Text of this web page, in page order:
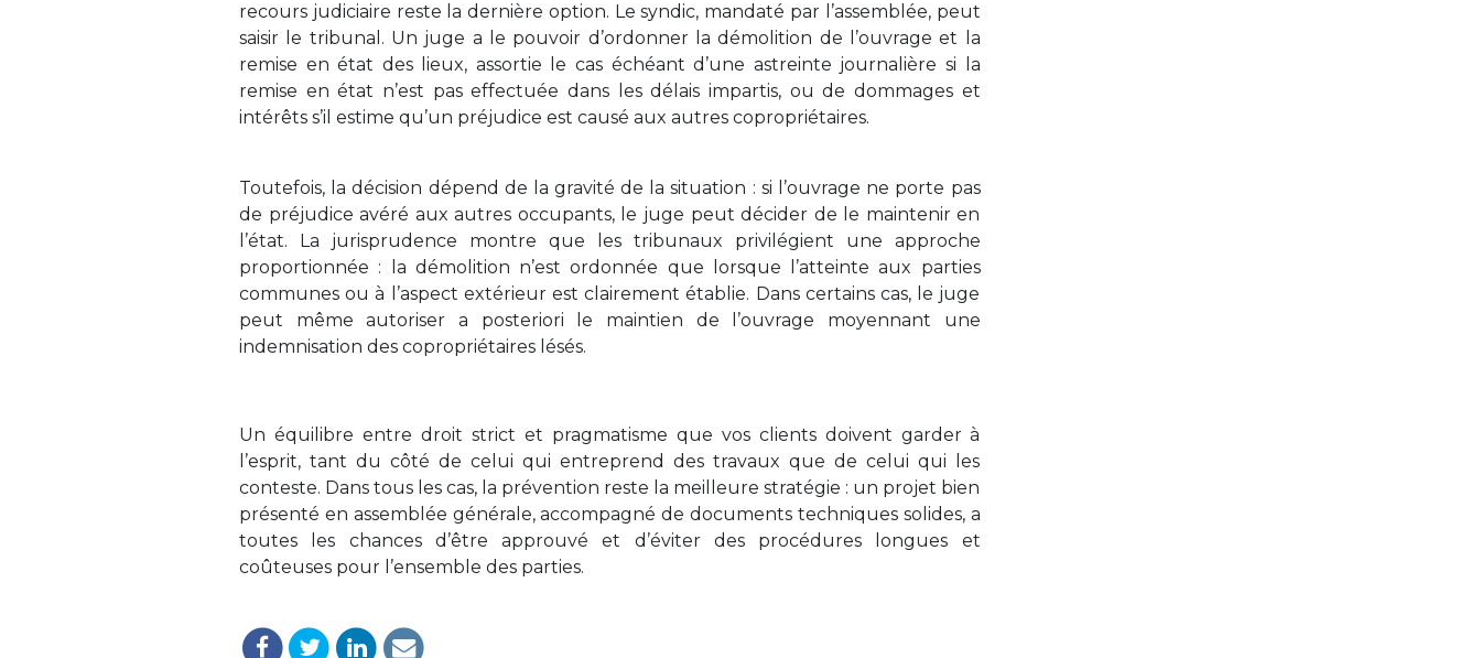
recours judiciaire reste la dernière option. Le syndic, mandaté par l’assemblée, peut
saisir le tribunal. Un juge a le pouvoir d’ordonner la démolition de l’ouvrage et la
remise en état des lieux, assortie le cas échéant d’une astreinte journalière si la
remise en état n’est pas effectuée dans les délais impartis, ou de dommages et
intérêts s’il estime qu’un préjudice est causé aux autres copropriétaires.
Toutefois, la décision dépend de la gravité de la situation : si l’ouvrage ne porte pas
de préjudice avéré aux autres occupants, le juge peut décider de le maintenir en
l’état. La jurisprudence montre que les tribunaux privilégient une approche
proportionnée : la démolition n’est ordonnée que lorsque l’atteinte aux parties
communes ou à l’aspect extérieur est clairement établie. Dans certains cas, le juge
peut même autoriser a posteriori le maintien de l’ouvrage moyennant une
indemnisation des copropriétaires lésés.
Un équilibre entre droit strict et pragmatisme que vos clients doivent garder à
l’esprit, tant du côté de celui qui entreprend des travaux que de celui qui les
conteste. Dans tous les cas, la prévention reste la meilleure stratégie : un projet bien
présenté en assemblée générale, accompagné de documents techniques solides, a
toutes les chances d’être approuvé et d’éviter des procédures longues et
coûteuses pour l’ensemble des parties.